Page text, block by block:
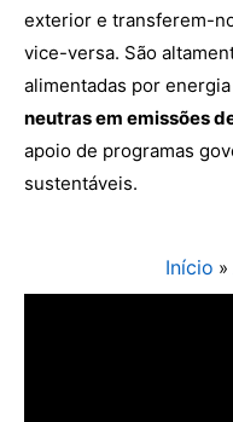
exterior e transferem-
vice-versa. São
alimentadas por
neutras em emissões
apoio de programas
sustentáveis.
Início »